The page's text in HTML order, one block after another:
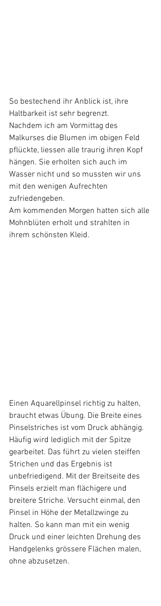
So bestechend ihr Anblick ist, ihre
Haltbarkeit ist sehr begrenzt.
Nachdem ich am Vormittag des
Malkurses die Blumen im obigen Feld
pflückte, liessen alle traurig ihren Kopf
hängen. Sie erholten sich auch im
Wasser nicht und so mussten wir uns
mit den wenigen Aufrechten
zufriedengeben.
Am kommenden Morgen hatten sich alle
Mohnblüten erholt und strahlten in
ihrem schönsten Kleid.
Einen Aquarellpinsel richtig zu halten,
braucht etwas Übung. Die Breite eines
Pinselstriches ist vom Druck abhängig.
Häufig wird lediglich mit der Spitze
gearbeitet. Das führt zu vielen steiffen
Strichen und das Ergebnis ist
unbefriedigend. Mit der Breitseite des
Pinsels erzielt man flächigere und
breitere Striche. Versucht einmal, den
Pinsel in Höhe der Metallzwinge zu
halten. So kann man mit ein wenig
Druck und einer leichten Drehung des
Handgelenks grössere Flächen malen,
ohne abzusetzen.